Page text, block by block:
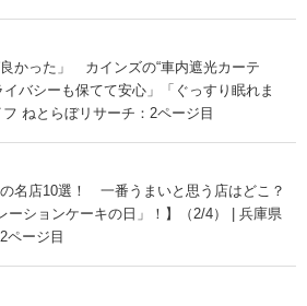
良かった」 カインズの“車内遮光カーテ
バシーも保てて安心」「ぐっすり眠れま
ねとらぼリサーチ：2ページ目
名店10選！ 一番うまいと思う店はどこ？
ーションケーキの日」！】（2/4） | 兵庫県
ページ目